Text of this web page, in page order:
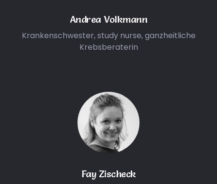
Andrea Volkmann
Krankenschwester, study nurse, ganzheitliche
Krebsberaterin
Fay Zischeck